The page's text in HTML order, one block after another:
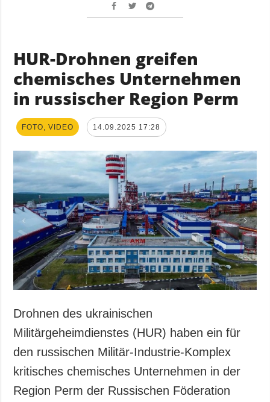
HUR-Drohnen greifen
chemisches Unternehmen
in russischer Region Perm
FOTO, VIDEO 14.09.2025 17:28
Drohnen des ukrainischen
Militärgeheimdienstes (HUR) haben ein für
den russischen Militär-Industrie-Komplex
kritisches chemisches Unternehmen in der
Region Perm der Russischen Föderation